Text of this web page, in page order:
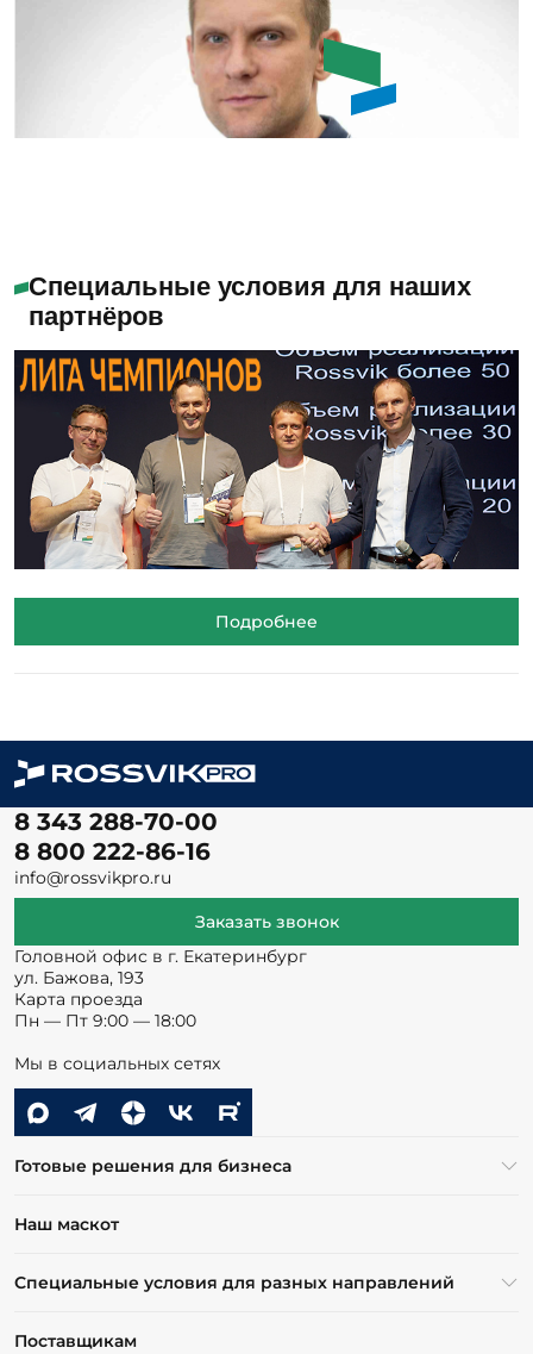
Помогу с выбором
Специальные условия для наших
партнёров
Подробнее
8 343 288-70-00
8 800 222-86-16
info@rossvikpro.ru
Заказать звонок
Головной офис в г. Екатеринбург
ул. Бажова, 193
Карта проезда
Пн — Пт 9:00 — 18:00
Мы в социальных сетях
Готовые решения для бизнеса
Наш маскот
Специальные условия для разных направлений
Поставщикам